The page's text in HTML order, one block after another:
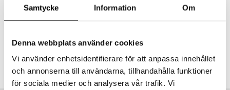
Samtycke Information Om
Denna webbplats använder cookies
Vi använder enhetsidentifierare för att anpassa innehållet
och annonserna till användarna, tillhandahålla funktioner
för sociala medier och analysera vår trafik. Vi
Muuta
0 kk+